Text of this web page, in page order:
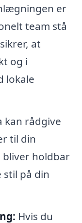
er
team stå
at
og i
lokale
kan rådgive
til din
bliver holdbar
stil på din
Hvis du